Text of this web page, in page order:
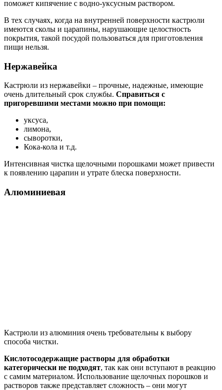
поможет кипячение с водно-уксусным раствором.
В тех случаях, когда на внутренней поверхности кастрюли
имеются сколы и царапины, нарушающие целостность
покрытия, такой посудой пользоваться для приготовления
пищи нельзя.
Нержавейка
Кастрюли из нержавейки – прочные, надежные, имеющие
очень длительный срок службы. Справиться с
пригоревшими местами можно при помощи:
уксуса,
лимона,
сыворотки,
Кока-кола и т.д.
Интенсивная чистка щелочными порошками может привести
к появлению царапин и утрате блеска поверхности.
Алюминиевая
Кастрюли из алюминия очень требовательны к выбору
способа чистки.
Кислотосодержащие растворы для обработки
категорически не подходят, так как они вступают в реакцию
с самим материалом. Использование щелочных порошков и
растворов также представляет сложность – они могут